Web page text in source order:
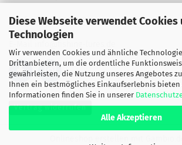
Diese Webseite verwendet Cookies
Technologien
Wir verwenden Cookies und ähnliche
Drittanbietern, um die ordentliche
gewährleisten, die Nutzung unseres Angebotes
Ihnen ein bestmögliches Einkaufserlebnis bieten
Informationen finden Sie in unserer
Alle Akzeptieren
Telefon 0173 / 3164784
Vertrag widerrufen